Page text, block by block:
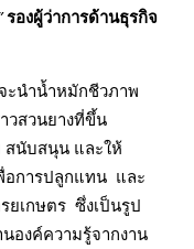
รองผู้ว่าการด้านธุรกิจ
ะนำน้ำหมักชีวภาพ
วสวนยางที่ขึ้น
สนับสนุน และให้
อการปลูกแทน และ
ยเกษตร ซึ่งเป็นรูป
องค์ความรู้จากงาน